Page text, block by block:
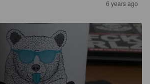
6 years ago